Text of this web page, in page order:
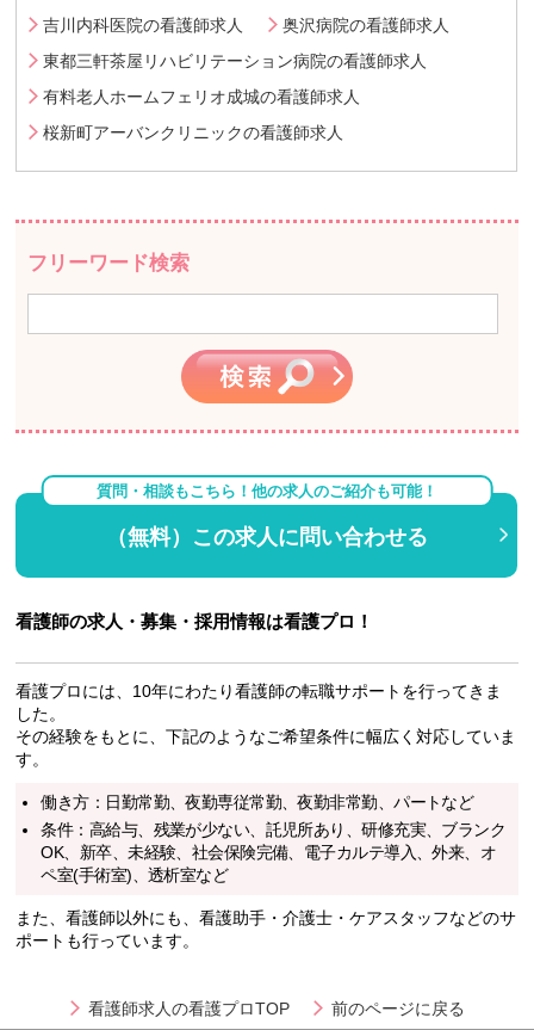
吉川内科医院の看護師求人
奥沢病院の看護師求人
東都三軒茶屋リハビリテーション病院の看護師求人
有料老人ホームフェリオ成城の看護師求人
桜新町アーバンクリニックの看護師求人
フリーワード検索
質問・相談もこちら！他の求人のご紹介も可能！
（無料）この求人に問い合わせる
看護師の求人・募集・採用情報は看護プロ！
看護プロには、10年にわたり看護師の転職サポートを行ってきま
した。
その経験をもとに、下記のようなご希望条件に幅広く対応していま
す。
働き方：日勤常勤、夜勤専従常勤、夜勤非常勤、パートなど
条件：高給与、残業が少ない、託児所あり、研修充実、ブランク
OK、新卒、未経験、社会保険完備、電子カルテ導入、外来、オ
ペ室(手術室)、透析室など
また、看護師以外にも、看護助手・介護士・ケアスタッフなどのサ
ポートも行っています。
看護師求人の看護プロTOP 前のページに戻る